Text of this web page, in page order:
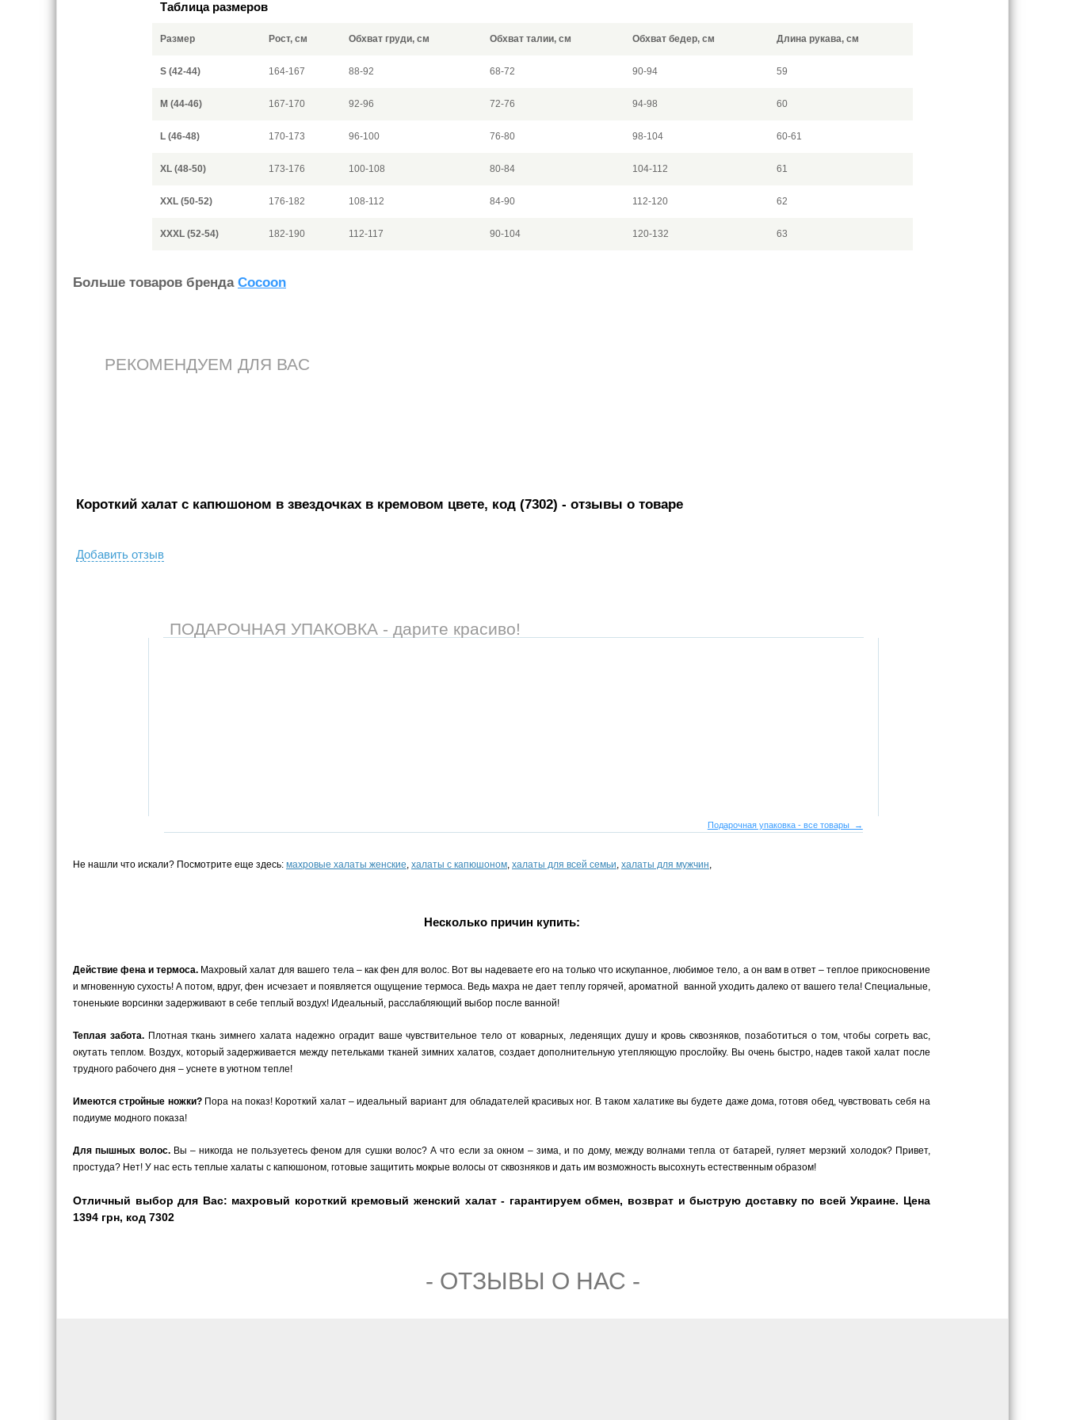
Таблица размеров
Размер Рост, см Обхват груди, см Обхват талии, см Обхват бедер, см Длина рукава, см
S (42-44) 164-167 88-92 68-72 90-94 59
M (44-46) 167-170 92-96 72-76 94-98 60
L (46-48) 170-173 96-100 76-80 98-104 60-61
XL (48-50) 173-176 100-108 80-84 104-112 61
XXL (50-52) 176-182 108-112 84-90 112-120 62
XXXL (52-54) 182-190 112-117 90-104 120-132 63
Больше товаров бренда Cocoon
РЕКОМЕНДУЕМ ДЛЯ ВАС
Короткий халат c капюшоном в звездочках в кремовом цвете, код (7302) - отзывы о товаре
Добавить отзыв
ПОДАРОЧНАЯ УПАКОВКА - дарите красиво!
Подарочная упаковка - все товары →
Не нашли что искали? Посмотрите еще здесь: махровые халаты женские, халаты с капюшоном, халаты для всей семьи, халаты для мужчин,
Несколько причин купить:
Действие фена и термоса. Махровый халат для вашего тела – как фен для волос. Вот вы надеваете его на только что искупанное, любимое тело, а он вам в ответ – теплое прикосновение
и мгновенную сухость! А потом, вдруг, фен исчезает и появляется ощущение термоса. Ведь махра не дает теплу горячей, ароматной ванной уходить далеко от вашего тела! Специальные,
тоненькие ворсинки задерживают в себе теплый воздух! Идеальный, расслабляющий выбор после ванной!
Теплая забота.Плотная ткань зимнего халата надежно оградит ваше чувствительное тело от коварных, леденящих душу и кровь сквозняков, позаботиться о том, чтобы согреть вас,
окутать теплом. Воздух, который задерживается между петельками тканей зимних халатов, создает дополнительную утепляющую прослойку. Вы очень быстро, надев такой халат после
трудного рабочего дня – уснете в уютном тепле!
Имеются стройные ножки?Пора на показ! Короткий халат – идеальный вариант для обладателей красивых ног. В таком халатике вы будете даже дома, готовя обед, чувствовать себя на
подиуме модного показа!
Для пышных волос.Вы – никогда не пользуетесь феном для сушки волос? А что если за окном – зима, и по дому, между волнами тепла от батарей, гуляет мерзкий холодок? Привет,
простуда? Нет! У нас есть теплые халаты с капюшоном, готовые защитить мокрые волосы от сквозняков и дать им возможность высохнуть естественным образом!
Отличный выбор для Вас: махровый короткий кремовый женский халат - гарантируем обмен, возврат и быструю доставку по всей Украине. Цена
1394 грн, код 7302
- ОТЗЫВЫ О НАС -